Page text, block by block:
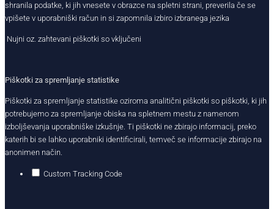
shranila podatke, ki jih vnesete v obrazce na spletni strani, preverila če se
vpišete v uporabniški račun in si zapomnila izbiro izbranega jezika
Nujni oz. zahtevani piškotki so vključeni
Piškotki za spremljanje statistike
Piškotki za spremljanje statistike oziroma analitični piškotki so piškotki, ki jih
potrebujemo za spremljanje obiska na spletnem mestu z namenom
izboljševanja uporabniške izkušnje. Ti piškotki ne zbirajo informacij, preko
katerih bi se lahko uporabniki identificirali, temveč se informacije zbirajo na
anonimen način.
Custom Tracking Code